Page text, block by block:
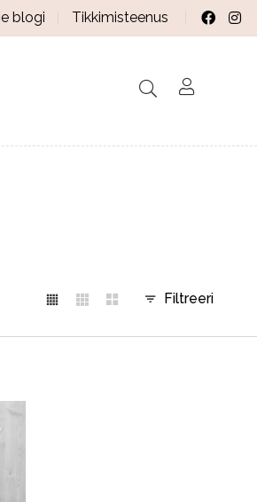
blogi Tikkimisteenus
Filtreeri